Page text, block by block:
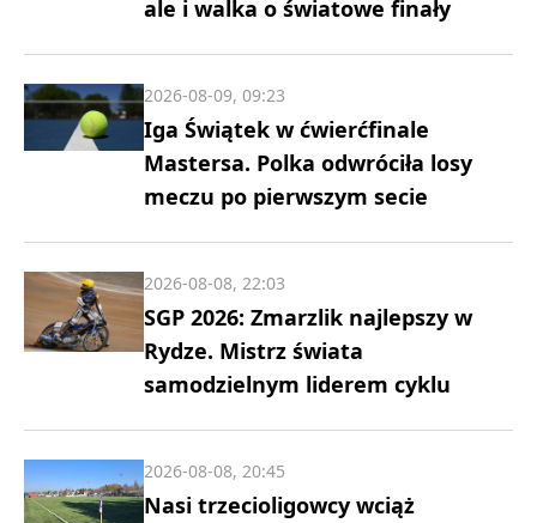
ale i walka o światowe finały
Iga Świątek w ćwierćfinale
Mastersa. Polka odwróciła losy
meczu po pierwszym secie
2026-08-09, 09:23
SGP 2026: Zmarzlik najlepszy w
Rydze. Mistrz świata
samodzielnym liderem cyklu
2026-08-08, 22:03
Nasi trzecioligowcy wciąż
2026-08-08, 20:45